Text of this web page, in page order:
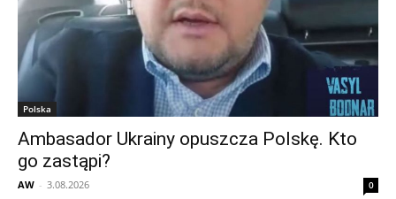
Polska
Ambasador Ukrainy opuszcza Polskę. Kto
go zastąpi?
AW - 3.08.2026 0